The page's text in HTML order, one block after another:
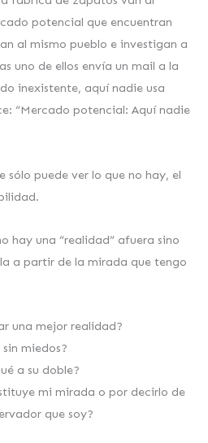
potencial que encuentran
al mismo pueblo e investigan a
uno de ellos envía un mail a la
inexistente, aquí nadie usa
“Mercado potencial: Aquí nadie
sólo puede ver lo que no hay, el
hay una “realidad” afuera sino
a partir de la mirada que tengo
una mejor realidad?
miedos?
a su doble?
mi mirada o por decirlo de
que soy?